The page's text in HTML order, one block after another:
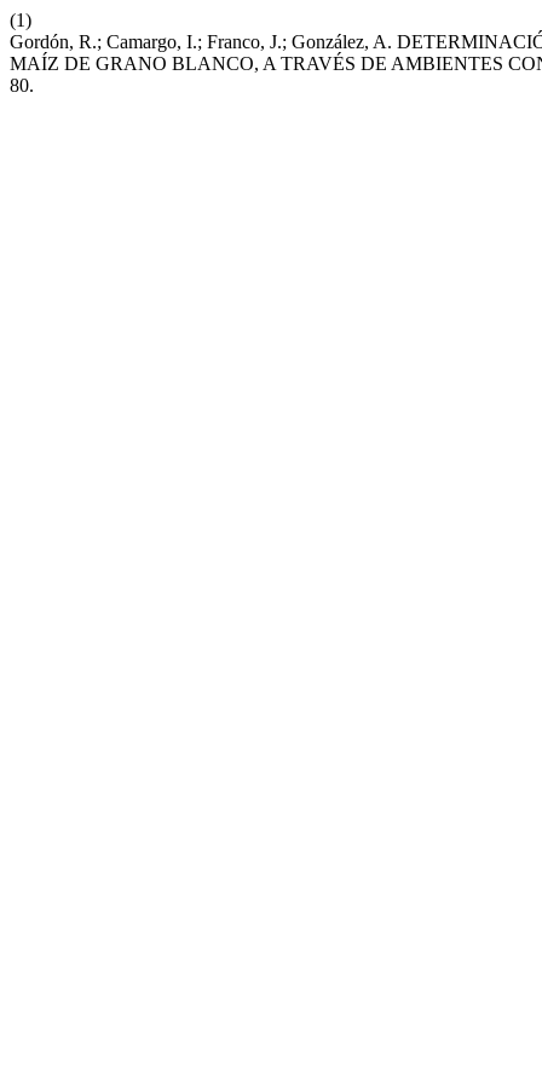
(1)
Gordón, R.; Camargo, I.; Franco, J.; González, A.
MAÍZ DE GRANO BLANCO, A TRAVÉS DE AMBIENTES
80.